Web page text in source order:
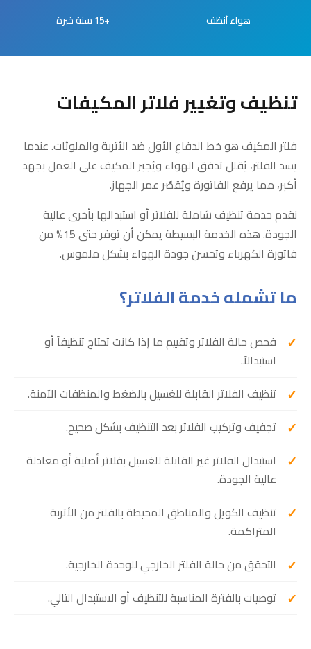
هواء أنظف +15 سنة خبرة
تنظيف وتغيير فلاتر المكيفات
فلتر المكيف هو خط الدفاع الأول ضد الأتربة والملوثات. عندما
يسد الفلتر، يُقلل تدفق الهواء ويُجبر المكيف على العمل بجهد
أكبر، مما يرفع الفاتورة ويُقصّر عمر الجهاز.
نقدم خدمة تنظيف شاملة للفلاتر أو استبدالها بأخرى عالية
الجودة. هذه الخدمة البسيطة يمكن أن توفر حتى 15% من
فاتورة الكهرباء وتحسن جودة الهواء بشكل ملموس.
ما تشمله خدمة الفلاتر؟
فحص حالة الفلاتر وتقييم ما إذا كانت تحتاج تنظيفاً أو
استبدالاً.
تنظيف الفلاتر القابلة للغسيل بالضغط والمنظفات الآمنة.
تجفيف وتركيب الفلاتر بعد التنظيف بشكل صحيح.
استبدال الفلاتر غير القابلة للغسيل بفلاتر أصلية أو معادلة
عالية الجودة.
تنظيف الكويل والمناطق المحيطة بالفلتر من الأتربة
المتراكمة.
التحقق من حالة الفلتر الخارجي للوحدة الخارجية.
توصيات بالفترة المناسبة للتنظيف أو الاستبدال التالي.